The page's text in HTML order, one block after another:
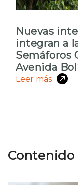
Nuevas
integran a
Semáforos
Avenida
Leer más
Contenido